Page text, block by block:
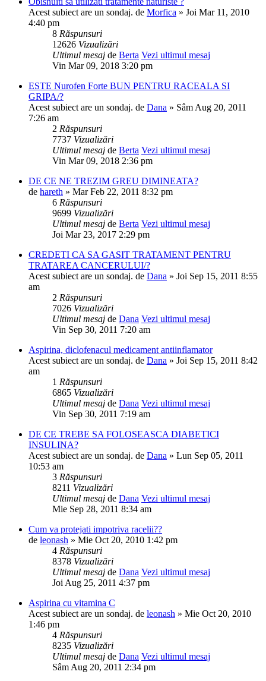
Acest subiect are un sondaj. de Morfica » Joi Mar 11, 2010
4:40 pm
8 Răspunsuri
12626 Vizualizări
Ultimul mesaj de Berta Vezi ultimul mesaj
Vin Mar 09, 2018 3:20 pm
ESTE Nurofen Forte BUN PENTRU RACEALA SI
GRIPA/?
Acest subiect are un sondaj. de Dana » Sâm Aug 20, 2011
7:26 am
2 Răspunsuri
7737 Vizualizări
Ultimul mesaj de Berta Vezi ultimul mesaj
Vin Mar 09, 2018 2:36 pm
DE CE NE TREZIM GREU DIMINEATA?
de hareth » Mar Feb 22, 2011 8:32 pm
6 Răspunsuri
9699 Vizualizări
Ultimul mesaj de Berta Vezi ultimul mesaj
Joi Mar 23, 2017 2:29 pm
CREDETI CA SA GASIT TRATAMENT PENTRU
TRATAREA CANCERULUI/?
Acest subiect are un sondaj. de Dana » Joi Sep 15, 2011 8:55
am
2 Răspunsuri
7026 Vizualizări
Ultimul mesaj de Dana Vezi ultimul mesaj
Vin Sep 30, 2011 7:20 am
Aspirina, diclofenacul medicament antiinflamator
Acest subiect are un sondaj. de Dana » Joi Sep 15, 2011 8:42
am
1 Răspunsuri
6865 Vizualizări
Ultimul mesaj de Dana Vezi ultimul mesaj
Vin Sep 30, 2011 7:19 am
DE CE TREBE SA FOLOSEASCA DIABETICI
INSULINA?
Acest subiect are un sondaj. de Dana » Lun Sep 05, 2011
10:53 am
3 Răspunsuri
8211 Vizualizări
Ultimul mesaj de Dana Vezi ultimul mesaj
Mie Sep 28, 2011 8:34 am
Cum va protejati impotriva racelii??
de leonash » Mie Oct 20, 2010 1:42 pm
4 Răspunsuri
8378 Vizualizări
Ultimul mesaj de Dana Vezi ultimul mesaj
Joi Aug 25, 2011 4:37 pm
Aspirina cu vitamina C
Acest subiect are un sondaj. de leonash » Mie Oct 20, 2010
1:46 pm
4 Răspunsuri
8235 Vizualizări
Ultimul mesaj de Dana Vezi ultimul mesaj
Sâm Aug 20, 2011 2:34 pm